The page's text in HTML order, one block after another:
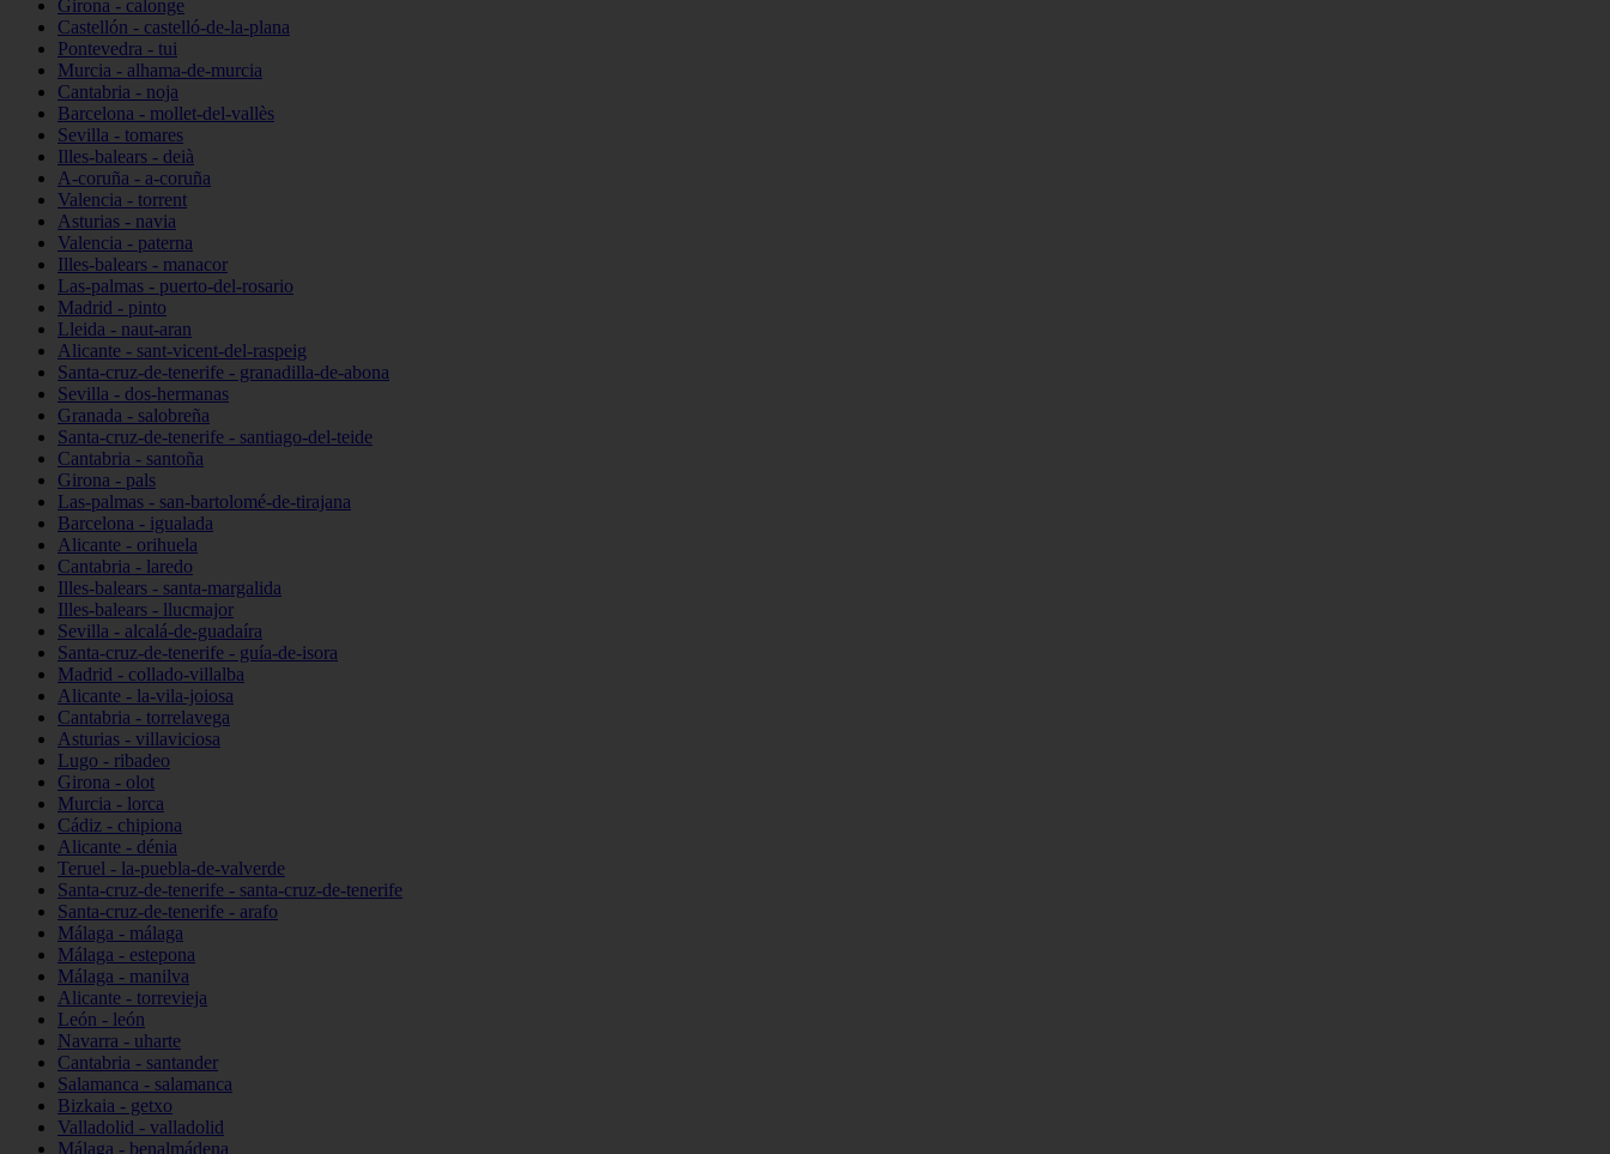
Girona - calonge
Castellón - castelló-de-la-plana
Pontevedra - tui
Murcia - alhama-de-murcia
Cantabria - noja
Barcelona - mollet-del-vallès
Sevilla - tomares
Illes-balears - deià
A-coruña - a-coruña
Valencia - torrent
Asturias - navia
Valencia - paterna
Illes-balears - manacor
Las-palmas - puerto-del-rosario
Madrid - pinto
Lleida - naut-aran
Alicante - sant-vicent-del-raspeig
Santa-cruz-de-tenerife - granadilla-de-abona
Sevilla - dos-hermanas
Granada - salobreña
Santa-cruz-de-tenerife - santiago-del-teide
Cantabria - santoña
Girona - pals
Las-palmas - san-bartolomé-de-tirajana
Barcelona - igualada
Alicante - orihuela
Cantabria - laredo
Illes-balears - santa-margalida
Illes-balears - llucmajor
Sevilla - alcalá-de-guadaíra
Santa-cruz-de-tenerife - guía-de-isora
Madrid - collado-villalba
Alicante - la-vila-joiosa
Cantabria - torrelavega
Asturias - villaviciosa
Lugo - ribadeo
Girona - olot
Murcia - lorca
Cádiz - chipiona
Alicante - dénia
Teruel - la-puebla-de-valverde
Santa-cruz-de-tenerife - santa-cruz-de-tenerife
Santa-cruz-de-tenerife - arafo
Málaga - málaga
Málaga - estepona
Málaga - manilva
Alicante - torrevieja
León - león
Navarra - uharte
Cantabria - santander
Salamanca - salamanca
Bizkaia - getxo
Valladolid - valladolid
Málaga - benalmádena